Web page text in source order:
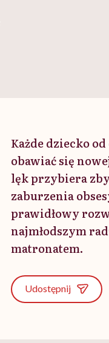
Każde dziecko
obawiać się
lęk przybiera
zaburzenia
prawidłowy
najmłodszym
matronatem.
Udostępnij